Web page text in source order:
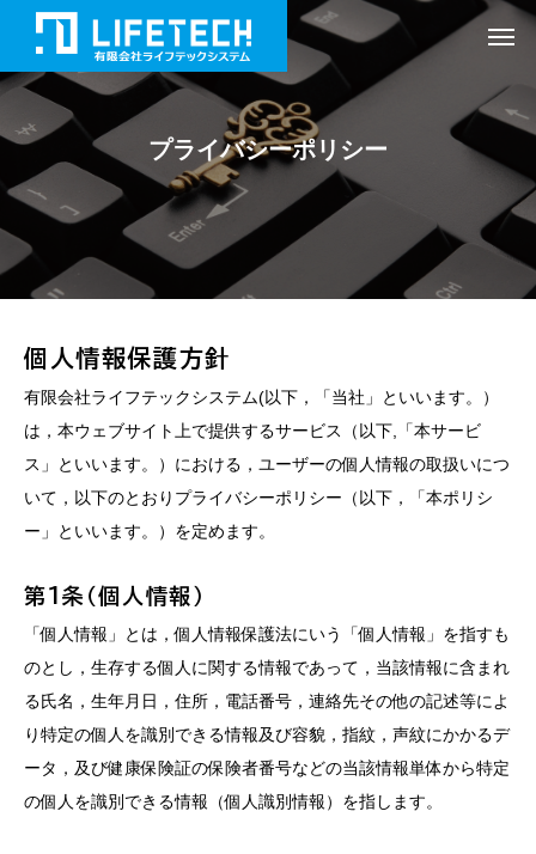
プライバシーポリシー
個人情報保護方針
有限会社ライフテックシステム(以下，「当社」といいます。）
は，本ウェブサイト上で提供するサービス（以下,「本サービ
ス」といいます。）における，ユーザーの個人情報の取扱いにつ
いて，以下のとおりプライバシーポリシー（以下，「本ポリシ
ー」といいます。）を定めます。
第1条（個人情報）
「個人情報」とは，個人情報保護法にいう「個人情報」を指すも
のとし，生存する個人に関する情報であって，当該情報に含まれ
る氏名，生年月日，住所，電話番号，連絡先その他の記述等によ
り特定の個人を識別できる情報及び容貌，指紋，声紋にかかるデ
ータ，及び健康保険証の保険者番号などの当該情報単体から特定
の個人を識別できる情報（個人識別情報）を指します。